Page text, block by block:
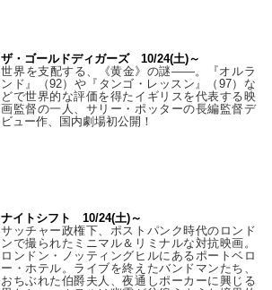
ザ・ゴールドディガーズ 10/24(土)～
世界を支配する、《黄金》の謎――。『オルラ
ンド』（92）や『タンゴ・レッスン』（97）な
どで世界的な評価を得たイギリスを代表する映
画監督の一人、サリー・ポッターの長編監督デ
ビュー作、国内劇場初公開！
ナイトシフト 10/24(土)～
サッチャー政権下、ポストパンク時代のロンド
ンで撮られたミニマル＆リミナルな対抗映画。
ロンドン・ノッティングヒルにあるポートベロ
ー・ホテル。ライブを終えたバンドマンたち、
おちぶれた伯爵夫人、夜通しポーカーに興じる